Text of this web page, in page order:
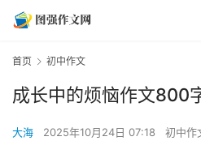
首页 初中作文
成长中的烦恼作文800
大海 2025年10月24日 07:18 初中作